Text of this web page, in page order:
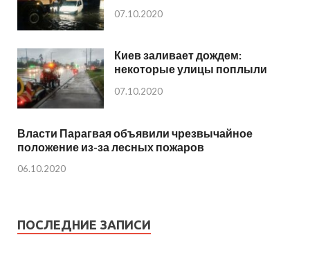
07.10.2020
Киев заливает дождем:
некоторые улицы поплыли
07.10.2020
Власти Парагвая объявили чрезвычайное
положение из-за лесных пожаров
06.10.2020
ПОСЛЕДНИЕ ЗАПИСИ